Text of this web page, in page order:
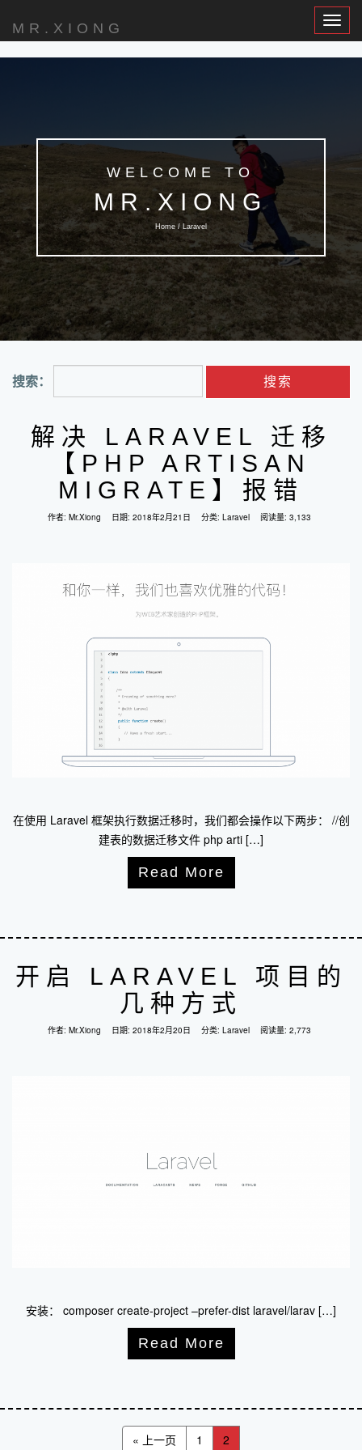
Toggle
MR.XIONG
WELCOME TO
MR.XIONG
Home / Laravel
搜索：
解决 LARAVEL 迁移
【PHP ARTISAN
MIGRATE】报错
作者: Mr.Xiong 日期: 2018年2月21日 分类: Laravel 阅读量: 3,133
在使用 Laravel 框架执行数据迁移时，我们都会操作以下两步： //创
建表的数据迁移文件 php arti […]
Read More
开启 LARAVEL 项目的
几种方式
作者: Mr.Xiong 日期: 2018年2月20日 分类: Laravel 阅读量: 2,773
安装： composer create-project –prefer-dist laravel/larav […]
Read More
« 上一页 1 2